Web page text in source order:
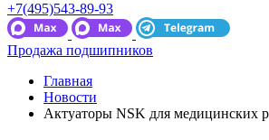
+7(495)543-89-93
Продажа подшипников
Главная
Новости
Актуаторы NSK для медицинских